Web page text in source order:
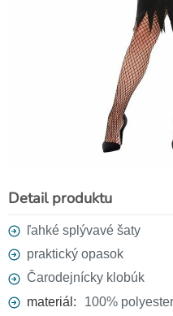
Detail produktu
ľahké splývavé šaty
praktický opasok
Čarodejnícky klobúk
materiál:
100% polyester